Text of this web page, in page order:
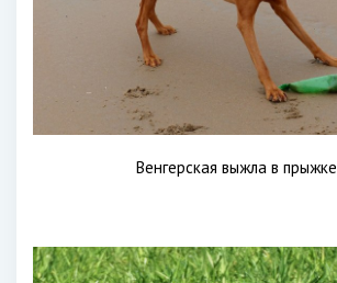
Венгерская выжла в прыжке